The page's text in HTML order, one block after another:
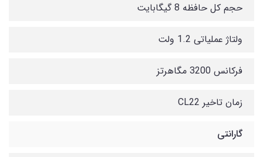
حجم کل حافظه 8 گیگابایت
ولتاژ عملیاتی 1.2 ولت
فرکانس 3200 مگاهرتز
زمان تاخیر CL22
گارانتی